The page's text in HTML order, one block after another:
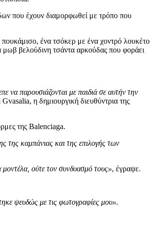
που έχουν διαμορφωθεί με τρόπο που
ένα τσόκερ με ένα χοντρό λουκέτο
μωβ βελούδινη τσάντα αρκούδας που φοράει
να παρουσιάζονται με παιδιά σε αυτήν την
η δημιουργική διευθύντρια της
της Balenciaga.
της καμπάνιας και της επιλογής των
μοντέλα, ούτε τον συνδυασμό τους», έγραψε.
ψευδώς με τις φωτογραφίες μου».